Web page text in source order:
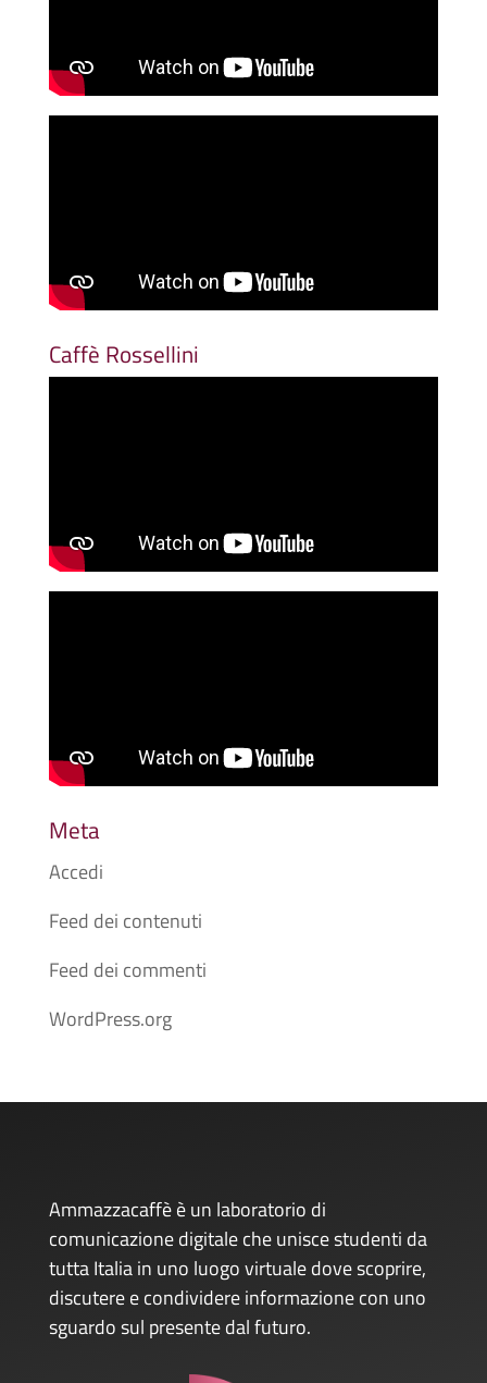
Caffè Rossellini
Meta
Accedi
Feed dei contenuti
Feed dei commenti
WordPress.org
Ammazzacaffè è un laboratorio di
comunicazione digitale che unisce studenti da
tutta Italia in uno luogo virtuale dove scoprire,
discutere e condividere informazione con uno
sguardo sul presente dal futuro.